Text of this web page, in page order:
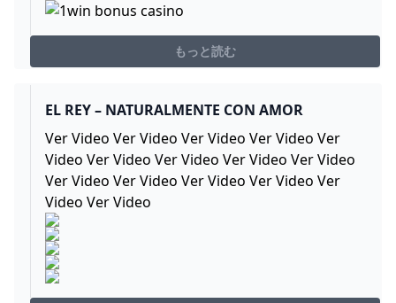
もっと読む
EL REY – NATURALMENTE CON AMOR
Ver Video Ver Video Ver Video Ver Video Ver
Video Ver Video Ver Video Ver Video Ver Video
Ver Video Ver Video Ver Video Ver Video Ver
Video Ver Video